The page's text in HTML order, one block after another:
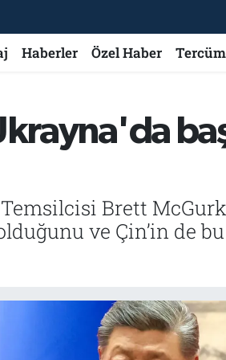
Haberler Özel Haber
Brett
ve Çin’in de